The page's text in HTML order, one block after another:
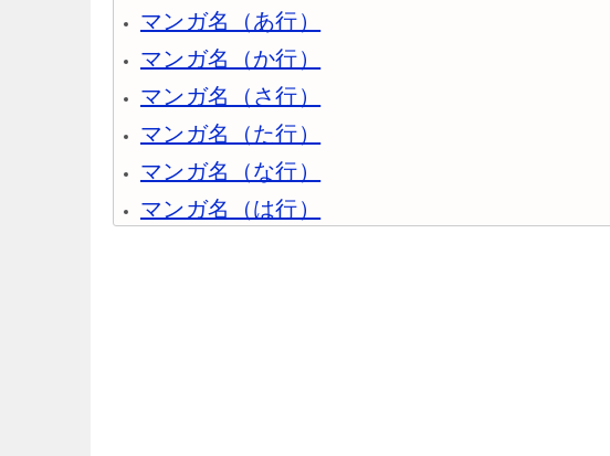
マンガ名（あ行）
マンガ名（か行）
マンガ名（さ行）
マンガ名（た行）
マンガ名（な行）
マンガ名（は行）